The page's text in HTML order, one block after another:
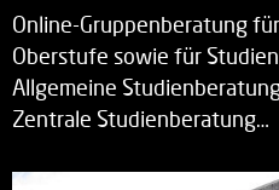
Online-Gruppenberatung
Oberstufe sowie für
Allgemeine
Zentrale Studienberatung…